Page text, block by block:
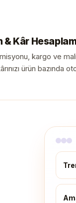
& Kâr
kargo ve
ürün bazında